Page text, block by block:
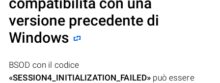
versione precedente di
Windows
BSOD con il codice
«SESSION4_INITIALIZATION_FAILED» può essere